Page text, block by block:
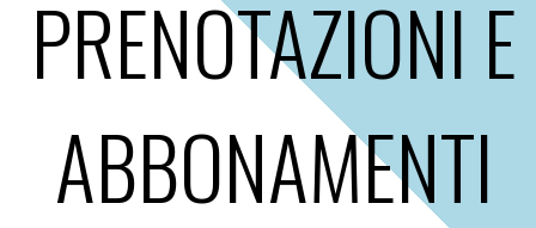
PRENOTAZIONI E
ABBONAMENTI